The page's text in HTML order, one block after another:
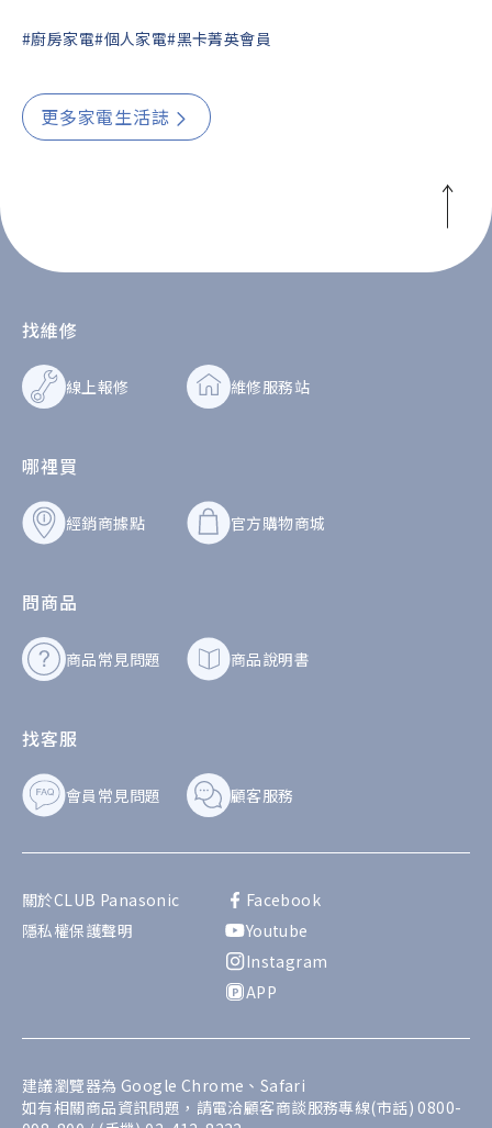
#廚房家電#個人家電#黑卡菁英會員
更多家電生活誌
找維修
線上報修 維修服務站
哪裡買
經銷商據點 官方購物商城
問商品
商品常見問題 商品說明書
找客服
會員常見問題 顧客服務
關於CLUB Panasonic
隱私權保護聲明
Facebook
Youtube
Instagram
APP
建議瀏覽器為 Google Chrome、Safari
如有相關商品資訊問題，請電洽顧客商談服務專線(市話) 0800-